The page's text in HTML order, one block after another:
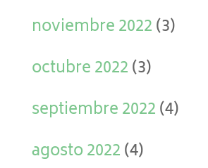
noviembre 2022(3)
octubre 2022(3)
septiembre 2022(4)
agosto 2022(4)